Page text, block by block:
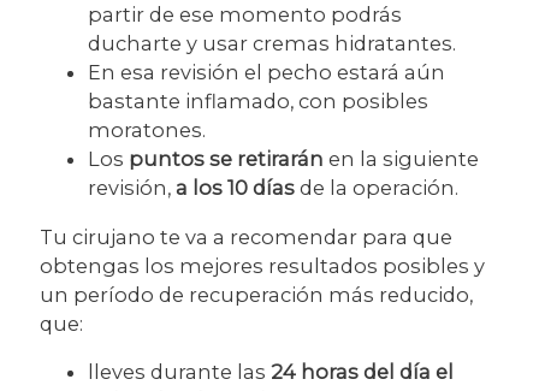
partir de ese momento podrás
ducharte y usar cremas hidratantes.
En esa revisión el pecho estará aún
bastante inflamado, con posibles
moratones.
Los puntos se retirarán en la siguiente
revisión,a los 10 días de la operación.
Tu cirujano te va a recomendar para que
obtengas los mejores resultados posibles y
un período de recuperación más reducido,
que:
lleves durante las24 horas del día el